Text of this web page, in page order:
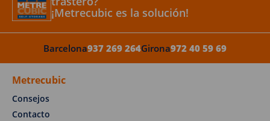
¡Metrecubic es la solución!
Barcelona937 269 264Girona972 40 59 69
Metrecubic
Consejos
Contacto